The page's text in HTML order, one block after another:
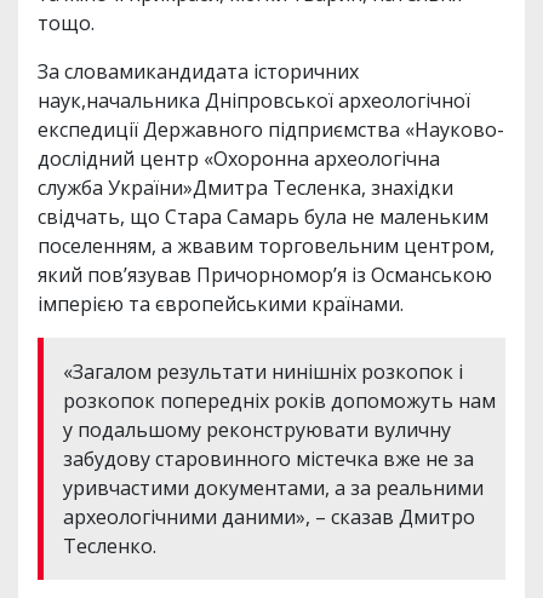
тощо.
За словамикандидата історичних
наук,начальника Дніпровської археологічної
експедиції Державного підприємства «Науково-
дослідний центр «Охоронна археологічна
служба України»Дмитра Тесленка, знахідки
свідчать, що Стара Самарь була не маленьким
поселенням, а жвавим торговельним центром,
який пов’язував Причорномор’я із Османською
імперією та європейськими країнами.
«Загалом результати нинішніх розкопок і
розкопок попередніх років допоможуть нам
у подальшому реконструювати вуличну
забудову старовинного містечка вже не за
уривчастими документами, а за реальними
археологічними даними», – сказав Дмитро
Тесленко.